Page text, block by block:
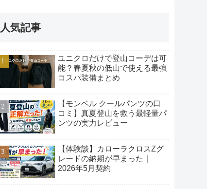
人気記事
ユニクロだけで登山コーデは可
能？春夏秋の低山で使える最強
コスパ装備まとめ
【モンベル クールパンツの口
コミ】真夏登山を救う最軽量パ
ンツの実力レビュー
【体験談】カローラクロスZグ
レードの納期が早まった｜
2026年5月契約